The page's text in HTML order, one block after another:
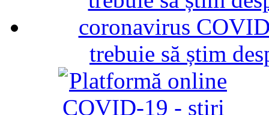
trebuie să știm